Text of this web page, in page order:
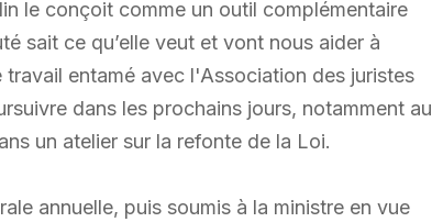
le conçoit comme un outil complémentaire
sait ce qu’elle veut et vont nous aider à
entamé avec l'Association des juristes
dans les prochains jours, notamment au
un atelier sur la refonte de la Loi.
annuelle, puis soumis à la ministre en vue